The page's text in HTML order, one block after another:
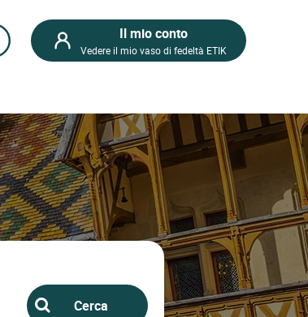
Il mio conto
Vedere il mio vaso di fedeltà ETIK